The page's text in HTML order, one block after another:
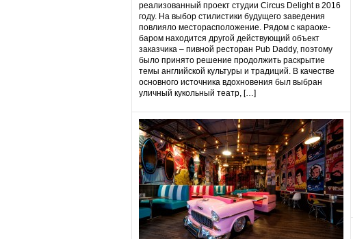
реализованный проект студии Circus Delight в 2016
году. На выбор стилистики будущего заведения
повлияло месторасположение. Рядом с караоке-
баром находится другой действующий объект
заказчика – пивной ресторан Pub Daddy​, поэтому
было принято решение продолжить раскрытие
темы английской культуры и традиций. В качестве
основного источника вдохновения был выбран
уличный кукольный театр, […]